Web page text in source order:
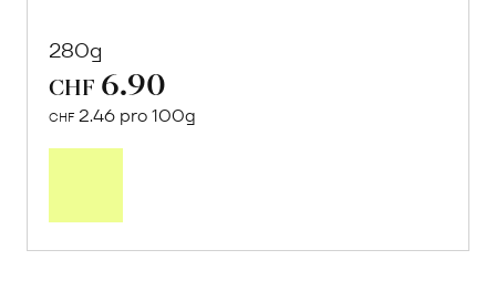
280g
CHF 6.90
CHF 2.46 pro 100g